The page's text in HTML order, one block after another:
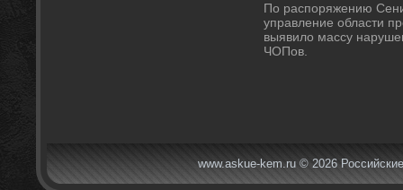
По распоряжению
управление области
выявилο массу
ЧОПов.
www.askue-kem.ru © 2026